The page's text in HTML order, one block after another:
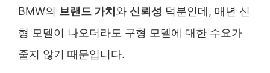
BMW의 브랜드 가치와 신뢰성 덕분인데, 매년 신
형 모델이 나오더라도 구형 모델에 대한 수요가
줄지 않기 때문입니다.